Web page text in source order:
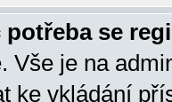
potřeba se
Vše je na
ke vkládání